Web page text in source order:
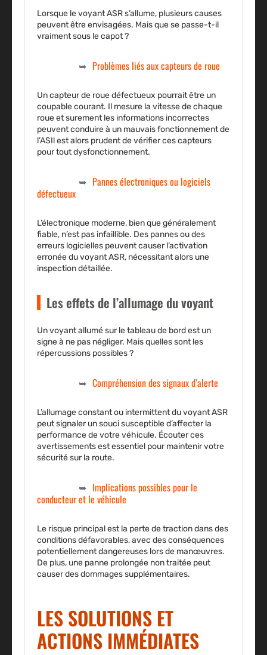
Lorsque le voyant ASR s’allume, plusieurs causes
peuvent être envisagées. Mais que se passe-t-il
vraiment sous le capot ?
Problèmes liés aux capteurs de roue
Un capteur de roue défectueux pourrait être un
coupable courant. Il mesure la vitesse de chaque
roue et surement les informations incorrectes
peuvent conduire à un mauvais fonctionnement de
l’ASIl est alors prudent de vérifier ces capteurs
pour tout dysfonctionnement.
Pannes électroniques ou logiciels
défectueux
L’électronique moderne, bien que généralement
fiable, n’est pas infaillible. Des pannes ou des
erreurs logicielles peuvent causer l’activation
erronée du voyant ASR, nécessitant alors une
inspection détaillée.
Les effets de l’allumage du voyant
Un voyant allumé sur le tableau de bord est un
signe à ne pas négliger. Mais quelles sont les
répercussions possibles ?
Compréhension des signaux d’alerte
L’allumage constant ou intermittent du voyant ASR
peut signaler un souci susceptible d’affecter la
performance de votre véhicule. Écouter ces
avertissements est essentiel pour maintenir votre
sécurité sur la route.
Implications possibles pour le
conducteur et le véhicule
Le risque principal est la perte de traction dans des
conditions défavorables, avec des conséquences
potentiellement dangereuses lors de manœuvres.
De plus, une panne prolongée non traitée peut
causer des dommages supplémentaires.
LES SOLUTIONS ET
ACTIONS IMMÉDIATES